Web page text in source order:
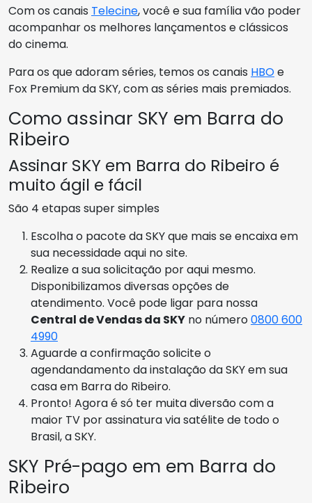
Com os canais Telecine, você e sua família vão poder
acompanhar os melhores lançamentos e clássicos
do cinema.
Para os que adoram séries, temos os canais HBOe
Fox Premium da SKY, com as séries mais premiados.
Como assinar SKY em Barra do
Ribeiro
Assinar SKY em Barra do Ribeiro é
muito ágil e fácil
São 4 etapas super simples
Escolha o pacote da SKY que mais se encaixa em
sua necessidade aqui no site.
Realize a sua solicitação por aqui mesmo.
Disponibilizamos diversas opções de
atendimento. Você pode ligar para nossa
Central de Vendas da SKY no número0800 600
4990
Aguarde a confirmação solicite o
agendandamento da instalação da SKY em sua
casa em Barra do Ribeiro.
Pronto! Agora é só ter muita diversão com a
maior TV por assinatura via satélite de todo o
Brasil, a SKY.
SKY Pré-pago em em Barra do
Ribeiro